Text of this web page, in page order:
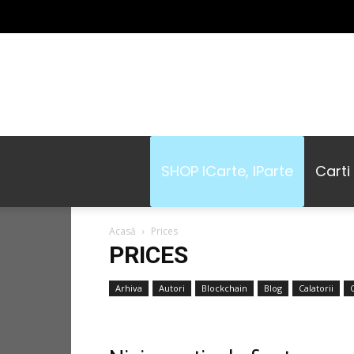
SHOP ICarte, IParte Carti
Acasă Prices
PRICES
Arhiva Autori Blockchain Blog Calatorii